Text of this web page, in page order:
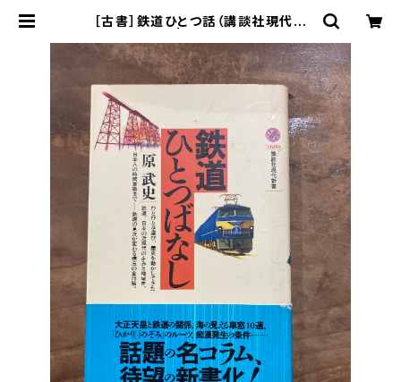
［古書］鉄道ひとつ話（講談社現代新